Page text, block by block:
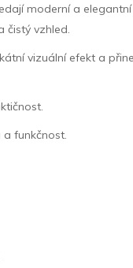
moderní a
čistý vzhled.
vizuální efekt a
funkčnost.